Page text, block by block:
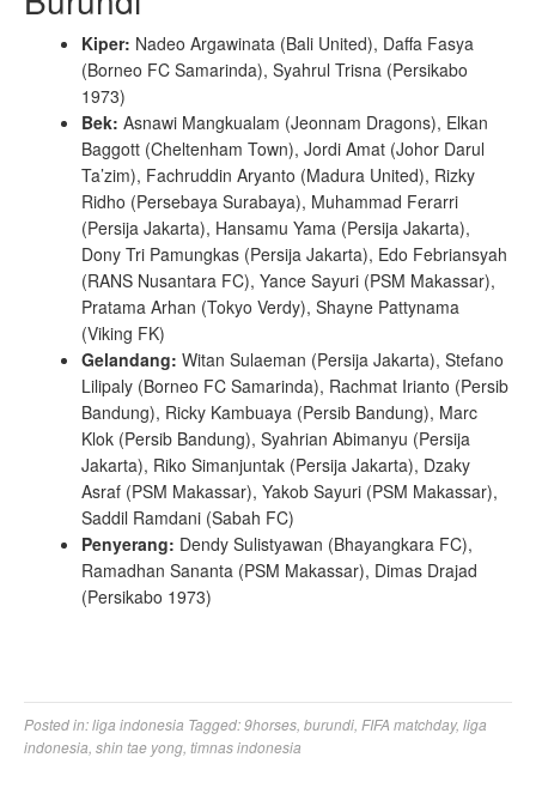
Kiper: Nadeo Argawinata (Bali United), Daffa Fasya
(Borneo FC Samarinda), Syahrul Trisna (Persikabo
1973)
Bek: Asnawi Mangkualam (Jeonnam Dragons), Elkan
Baggott (Cheltenham Town), Jordi Amat (Johor Darul
Ta’zim), Fachruddin Aryanto (Madura United), Rizky
Ridho (Persebaya Surabaya), Muhammad Ferarri
(Persija Jakarta), Hansamu Yama (Persija Jakarta),
Dony Tri Pamungkas (Persija Jakarta), Edo Febriansyah
(RANS Nusantara FC), Yance Sayuri (PSM Makassar),
Pratama Arhan (Tokyo Verdy), Shayne Pattynama
(Viking FK)
Gelandang: Witan Sulaeman (Persija Jakarta), Stefano
Lilipaly (Borneo FC Samarinda), Rachmat Irianto (Persib
Bandung), Ricky Kambuaya (Persib Bandung), Marc
Klok (Persib Bandung), Syahrian Abimanyu (Persija
Jakarta), Riko Simanjuntak (Persija Jakarta), Dzaky
Asraf (PSM Makassar), Yakob Sayuri (PSM Makassar),
Saddil Ramdani (Sabah FC)
Penyerang: Dendy Sulistyawan (Bhayangkara FC),
Ramadhan Sananta (PSM Makassar), Dimas Drajad
(Persikabo 1973)
Posted in:liga indonesia Tagged:9horses burundi FIFA matchday, liga
indonesia shin tae yong timnas indonesia